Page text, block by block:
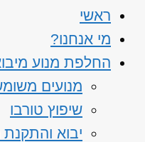
ראשי
מי אנחנו?
החלפת מנוע
מנועים
שיפוץ טורבו
יבוא והתקנת